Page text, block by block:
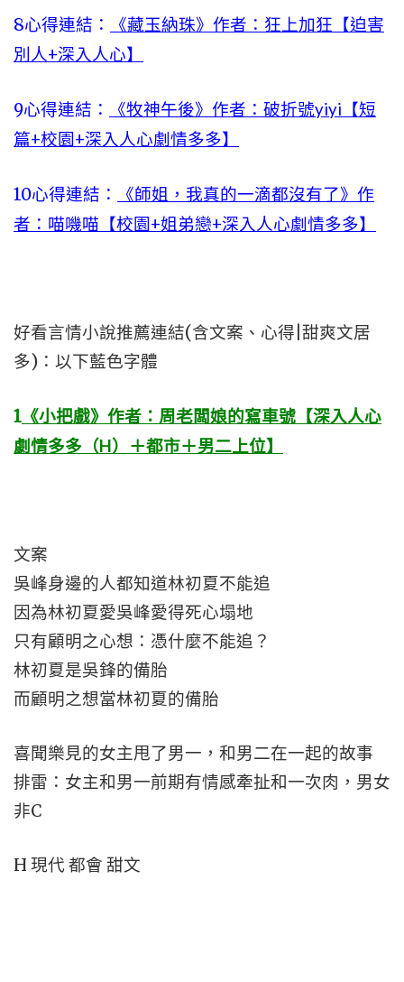
8心得連結：
《藏玉納珠》作者：狂上加狂【迫害
別人+深入人心】
9心得連結：
《牧神午後》作者：破折號yiyi【短
篇+校園+深入人心劇情多多】
10心得連結：
《師姐，我真的一滴都沒有了》作
者：喵嘰喵【校園+姐弟戀+深入人心劇情多多】
好看言情小說推薦連結(含文案、心得|甜爽文居
多)：以下藍色字體
1 《小把戲》作者：周老闆娘的寫車號【深入人心
劇情多多（H）＋都市＋男二上位】
文案
吳峰身邊的人都知道林初夏不能追
因為林初夏愛吳峰愛得死心塌地
只有顧明之心想：憑什麼不能追？
林初夏是吳鋒的備胎
而顧明之想當林初夏的備胎
喜聞樂見的女主甩了男一，和男二在一起的故事
排雷：女主和男一前期有情感牽扯和一次肉，男女
非C
H 現代 都會 甜文